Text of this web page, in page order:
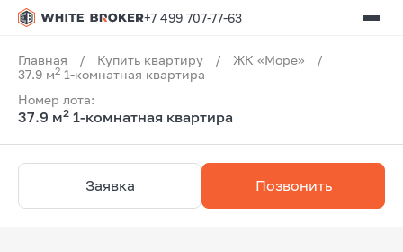
+7 499 707-77-63
Главная / Купить квартиру / ЖК «Море»
/
37.9 м2 1-комнатная квартира
Номер лота:
37.9 м2 1-комнатная квартира
Заявка Позвонить